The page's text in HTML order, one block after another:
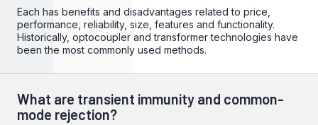
Each has benefits and disadvantages related to price,
performance, reliability, size, features and functionality.
Historically, optocoupler and transformer technologies have
been the most commonly used methods.
What are transient immunity and common-
mode rejection?